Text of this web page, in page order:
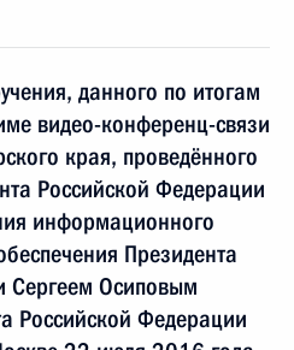
данного по итогам
видео-конференц-связи
края, проведённого
Российской Федерации
информационного
Президента
Сергеем Осиповым
Российской Федерации